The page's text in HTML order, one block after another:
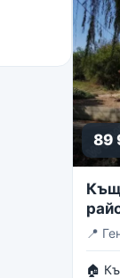
89
📍
🏠